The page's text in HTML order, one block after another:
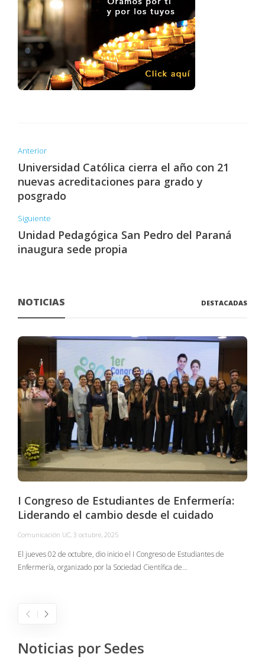
Anterior
Universidad Católica cierra el año con 21
nuevas acreditaciones para grado y
posgrado
Siguiente
Unidad Pedagógica San Pedro del Paraná
inaugura sede propia
NOTICIAS DESTACADAS
I Congreso de Estudiantes de Enfermería:
Liderando el cambio desde el cuidado
Comunicación UC, 3 octubre, 2025
El jueves 02 de octubre, dio inicio el I Congreso de Estudiantes de
Enfermería, organizado por la Sociedad Científica de…
Noticias por Sedes